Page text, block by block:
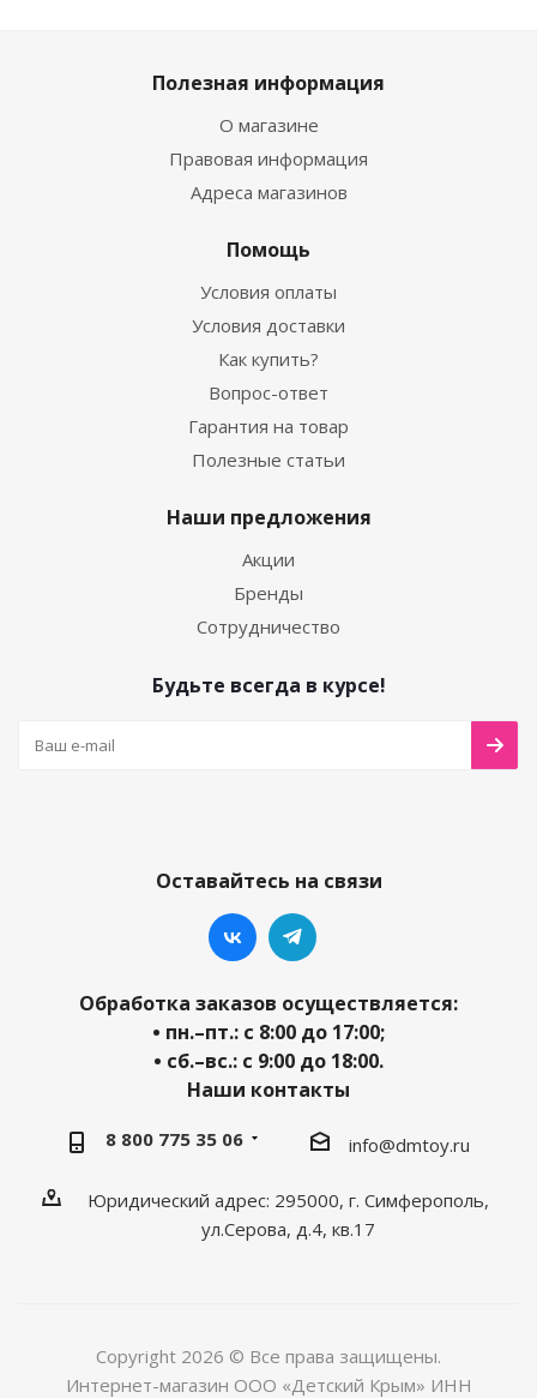
Полезная информация
О магазине
Правовая информация
Адреса магазинов
Помощь
Условия оплаты
Условия доставки
Как купить?
Вопрос-ответ
Гарантия на товар
Полезные статьи
Наши предложения
Акции
Бренды
Сотрудничество
Будьте всегда в курсе!
Оставайтесь на связи
Обработка заказов осуществляется:
• пн.–пт.: с 8:00 до 17:00;
• сб.–вс.: с 9:00 до 18:00.
Наши контакты
8 800 775 35 06 info@dmtoy.ru
Юридический адрес: 295000, г. Симферополь,
ул.Серова, д.4, кв.17
Copyright 2026 © Все права защищены.
Интернет-магазин ООО «Детский Крым» ИНН